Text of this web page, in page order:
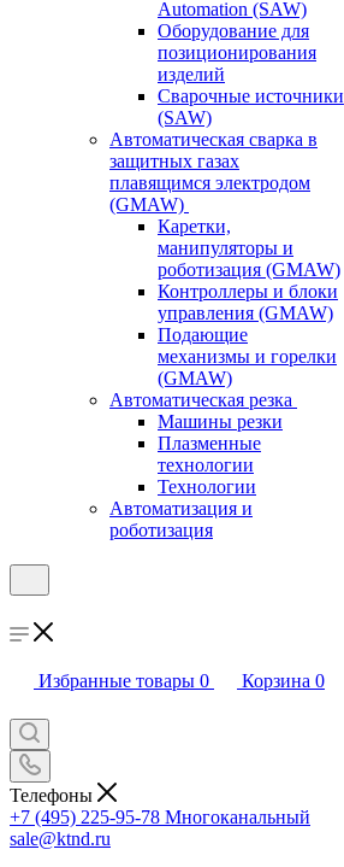
Automation (SAW)
Оборудование для
позиционирования
изделий
Сварочные источники
(SAW)
Автоматическая сварка в
защитных газах
плавящимся электродом
(GMAW)
Каретки,
манипуляторы и
роботизация (GMAW)
Контроллеры и блоки
управления (GMAW)
Подающие
механизмы и горелки
(GMAW)
Автоматическая резка
Машины резки
Плазменные
технологии
Технологии
Автоматизация и
роботизация
Избранные товары 0 Корзина 0
Телефоны
+7 (495) 225-95-78 Многоканальный
sale@ktnd.ru